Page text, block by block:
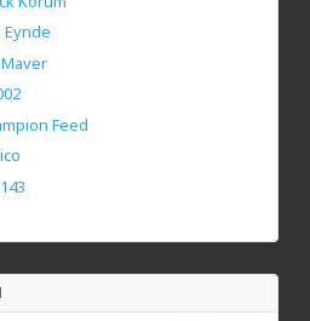
Eynde
Feed